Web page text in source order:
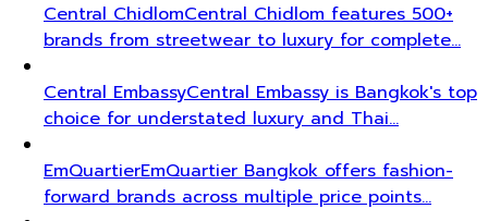
Central ChidlomCentral Chidlom features 500+
brands from streetwear to luxury for complete…
Central EmbassyCentral Embassy is Bangkok's top
choice for understated luxury and Thai…
EmQuartierEmQuartier Bangkok offers fashion-
forward brands across multiple price points…